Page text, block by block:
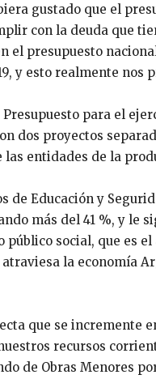
gustado que el
con la deuda que
el presupuesto
y esto realmente nos
para el
dos proyectos
entidades de la
Educación y
más del 41 %, y le
social, que es
la economía
que se incremente
recursos
de Obras Menores